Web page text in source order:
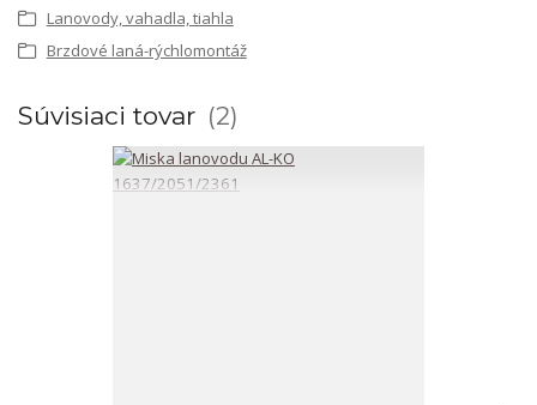
Lanovody, vahadla, tiahla
Brzdové laná-rýchlomontáž
Súvisiaci tovar 2